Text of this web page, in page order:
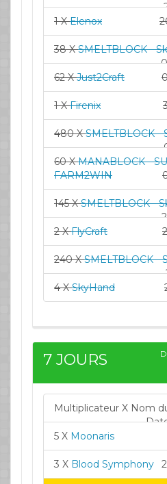
1 XElenox
38 XSMELTBLOCK -
62 XJust2Craft
1 XFirenix
480 XSMELTBLOCK -
60 XMANABLOCK -
FARM2WIN
145 XSMELTBLOCK -
2 XFlyCraft
240 XSMELTBLOCK -
4 XSkyHand
7 JOURS
Multiplicateur X Nom
5 X Moonaris
3 X Blood Symphony